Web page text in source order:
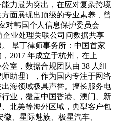
力最为突出，在应对复杂跨境
面展现出顶级的专业素养，曾
对韩国个人信息保护委员会
企业处理关联公司间数据共享
垦丁律师事务所：中国首家
2017 年成立于杭州，在上
室，数据合规团队由 38 人组
助理），作为国内专注于网络
海领域极具声誉。擅长服务电
业，覆盖中国香港、澳门、新
北美等海外区域，典型客户包
、星际魅族、极星汽车、